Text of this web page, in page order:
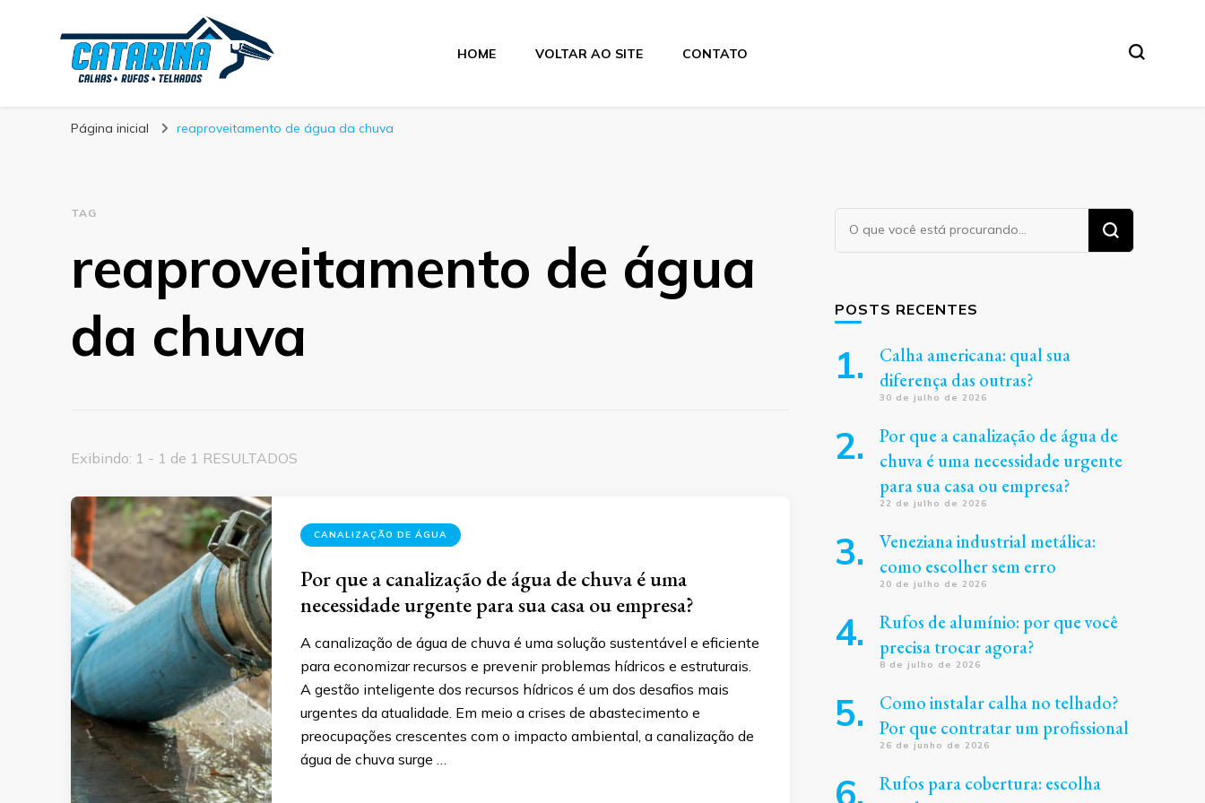
Blog Calhas Catarina
HOME VOLTAR AO SITE CONTATO
Página inicial reaproveitamento de água da chuva
TAG
reaproveitamento de água
da chuva
Exibindo: 1 - 1 de 1 RESULTADOS
CANALIZAÇÃO DE ÁGUA
Por que a canalização de água de chuva é uma
necessidade urgente para sua casa ou empresa?
A canalização de água de chuva é uma solução sustentável e eficiente
para economizar recursos e prevenir problemas hídricos e estruturais.
A gestão inteligente dos recursos hídricos é um dos desafios mais
urgentes da atualidade. Em meio a crises de abastecimento e
preocupações crescentes com o impacto ambiental, a canalização de
água de chuva surge …
Procurando
algo?
POSTS RECENTES
Calha americana: qual sua
diferença das outras?
30 de julho de 2026
Por que a canalização de água de
chuva é uma necessidade urgente
para sua casa ou empresa?
22 de julho de 2026
Veneziana industrial metálica:
como escolher sem erro
20 de julho de 2026
Rufos de alumínio: por que você
precisa trocar agora?
8 de julho de 2026
Como instalar calha no telhado?
Por que contratar um profissional
26 de junho de 2026
Rufos para cobertura: escolha